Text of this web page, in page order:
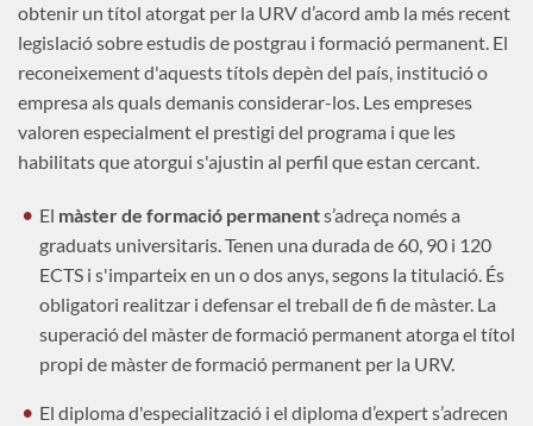
obtenir un títol atorgat per la URV d’acord amb la més recent
legislació sobre estudis de postgrau i formació permanent. El
reconeixement d'aquests títols depèn del país, institució o
empresa als quals demanis considerar-los. Les empreses
valoren especialment el prestigi del programa i que les
habilitats que atorgui s'ajustin al perfil que estan cercant.
El màster de formació permanents’adreça només a
graduats universitaris. Tenen una durada de 60, 90 i 120
ECTS i s'imparteix en un o dos anys, segons la titulació. És
obligatori realitzar i defensar el treball de fi de màster. La
superació del màster de formació permanent atorga el títol
propi de màster de formació permanent per la URV.
El diploma d'especialització i el diploma d’expert s’adrecen